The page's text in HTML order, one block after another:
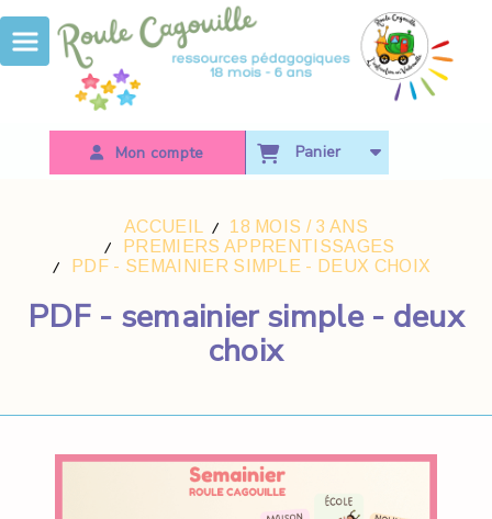
Mon compte Panier
ACCUEIL
18 MOIS / 3 ANS
PREMIERS APPRENTISSAGES
PDF - SEMAINIER SIMPLE - DEUX CHOIX
PDF - semainier simple - deux
choix
Panneau de gestion des cookies